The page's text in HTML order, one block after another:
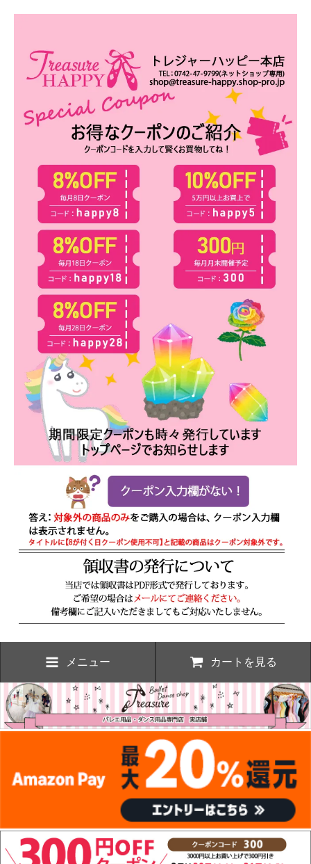
メニュー カートを見る